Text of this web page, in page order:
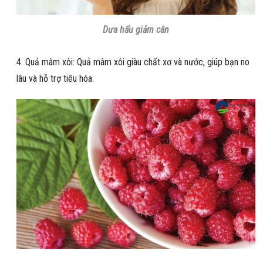
Dưa hấu giảm cân
Quả mâm xôi: Quả mâm xôi giàu chất xơ và nước, giúp bạn no
lâu và hỗ trợ tiêu hóa.